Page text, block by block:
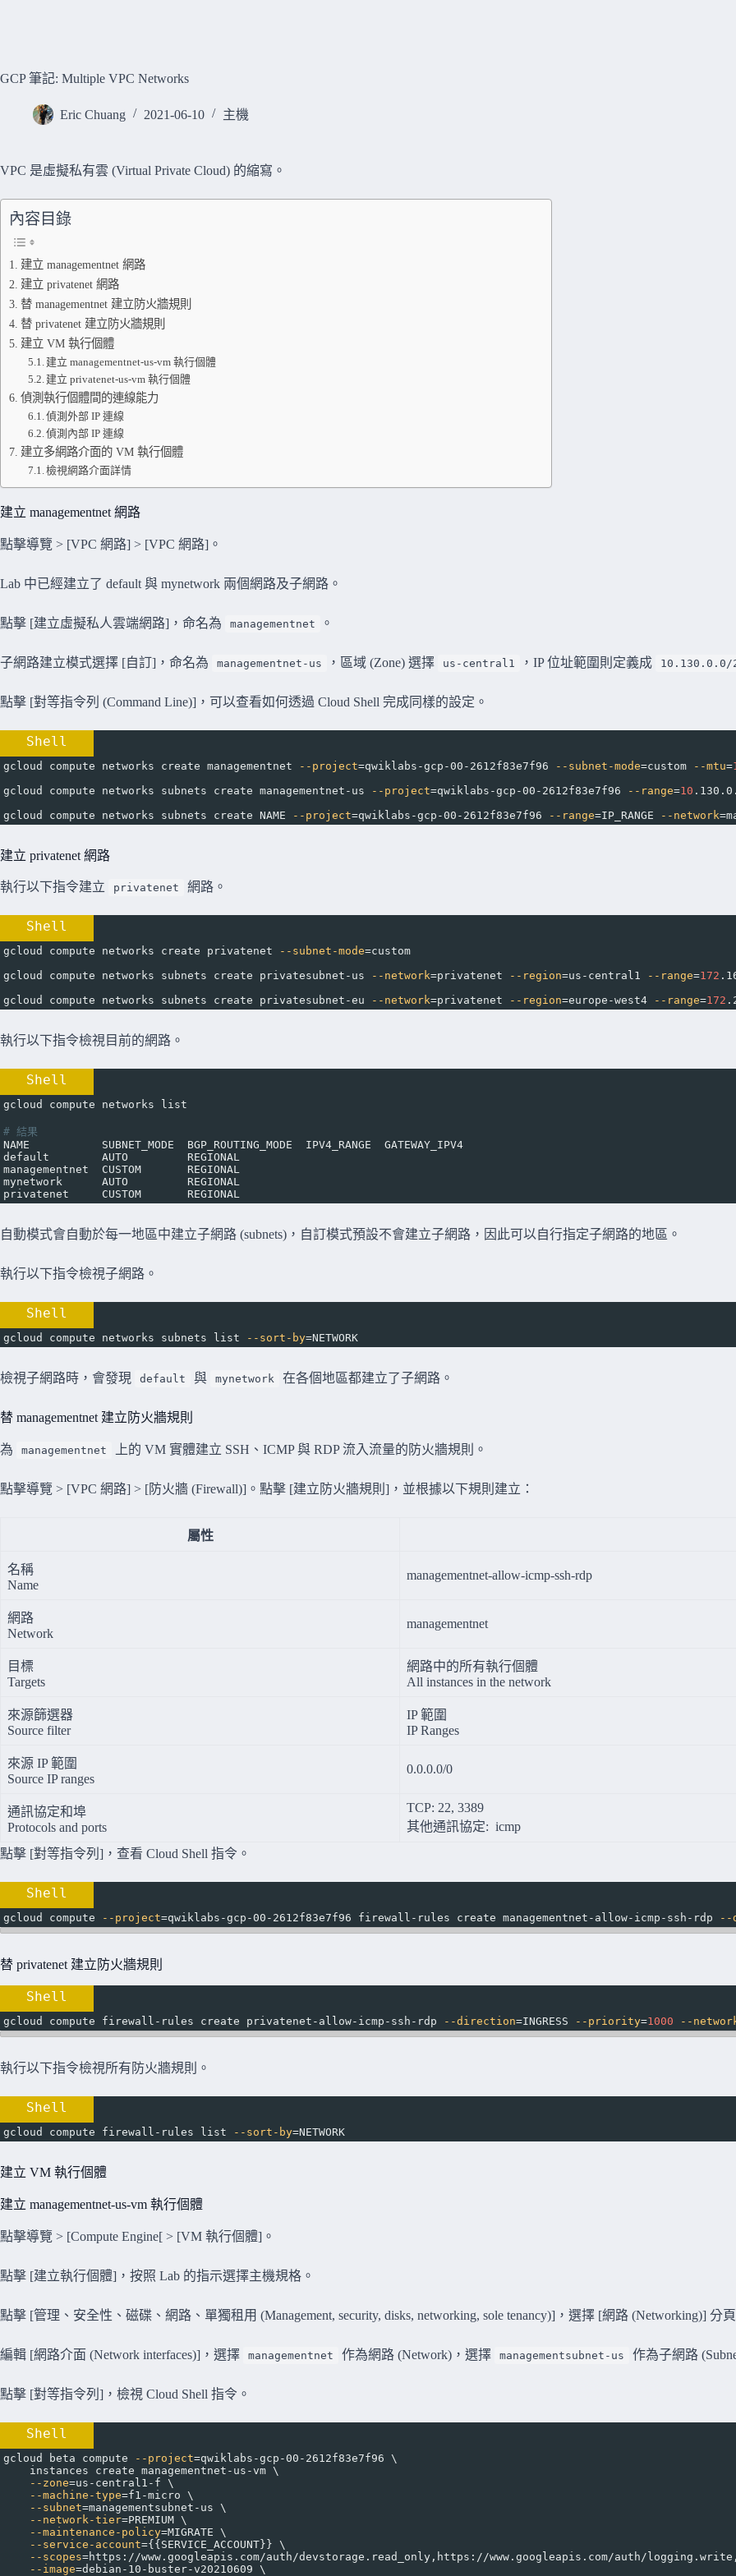
GCP 筆記: Multiple VPC Networks
Eric Chuang 2021-06-10 主機
VPC 是虛擬私有雲 (Virtual Private Cloud) 的縮寫。
內容目錄
建立 managementnet 網路
建立 privatenet 網路
替 managementnet 建立防火牆規則
替 privatenet 建立防火牆規則
建立 VM 執行個體
建立 managementnet-us-vm 執行個體
建立 privatenet-us-vm 執行個體
偵測執行個體間的連線能力
偵測外部 IP 連線
偵測內部 IP 連線
建立多網路介面的 VM 執行個體
檢視網路介面詳情
建立 managementnet 網路
點擊導覽 > [VPC 網路] > [VPC 網路]。
Lab 中已經建立了 default 與 mynetwork 兩個網路及子網路。
點擊 [建立虛擬私人雲端網路]，命名為 managementnet 。
子網路建立模式選擇 [自訂]，命名為 managementnet-us ，區域 (Zone) 選擇 us-central1 ，IP 位址範圍則定義成 10.130.0.0/
點擊 [對等指令列 (Command Line)]，可以查看如何透過 Cloud Shell 完成同樣的設定。
Shell
gcloud compute networks create managementnet --project=qwiklabs-gcp-00-2612f83e7f96 --subnet-mode=custom --mtu=
gcloud compute networks subnets create managementnet-us
--project=qwiklabs-gcp-00-2612f83e7f96 --range=10
gcloud compute networks subnets create NAME
--project=qwiklabs-gcp-00-2612f83e7f96 --range=IP_RANGE --network=
建立 privatenet 網路
執行以下指令建立 privatenet 網路。
Shell
gcloud compute networks create privatenet --subnet-mode=custom
gcloud compute networks subnets create privatesubnet-us
--network=privatenet --region=us-central1 --range=172
gcloud compute networks subnets create privatesubnet-eu
--network=privatenet --region=europe-west4 --range=172
執行以下指令檢視目前的網路。
Shell
gcloud compute networks list
# 結果
NAME           SUBNET_MODE  BGP_ROUTING_MODE  IPV4_RANGE  GATEWAY_IPV4
default        AUTO         REGIONAL
managementnet  CUSTOM       REGIONAL
mynetwork      AUTO         REGIONAL
privatenet     CUSTOM       REGIONAL
自動模式會自動於每一地區中建立子網路 (subnets)，自訂模式預設不會建立子網路，因此可以自行指定子網路的地區。
執行以下指令檢視子網路。
Shell
gcloud compute networks subnets list --sort-by=NETWORK
檢視子網路時，會發現 default 與 mynetwork 在各個地區都建立了子網路。
替 managementnet 建立防火牆規則
為 managementnet 上的 VM 實體建立 SSH、ICMP 與 RDP 流入流量的防火牆規則。
點擊導覽 > [VPC 網路] > [防火牆 (Firewall)]。點擊 [建立防火牆規則]，並根據以下規則建立：
屬性
名稱
Name
managementnet-allow-icmp-ssh-rdp
網路
Network
managementnet
目標
Targets
網路中的所有執行個體
All instances in the network
來源篩選器
Source filter
IP 範圍
IP Ranges
來源 IP 範圍
Source IP ranges
0.0.0.0/0
通訊協定和埠
Protocols and ports
TCP: 22, 3389
其他通訊協定: icmp
點擊 [對等指令列]，查看 Cloud Shell 指令。
Shell
gcloud compute --project=qwiklabs-gcp-00-2612f83e7f96 firewall-rules create managementnet-allow-icmp-ssh-rdp --
替 privatenet 建立防火牆規則
Shell
gcloud compute firewall-rules create privatenet-allow-icmp-ssh-rdp --direction=INGRESS --priority=1000 --
執行以下指令檢視所有防火牆規則。
Shell
gcloud compute firewall-rules list --sort-by=NETWORK
建立 VM 執行個體
建立 managementnet-us-vm 執行個體
點擊導覽 > [Compute Engine[ > [VM 執行個體]。
點擊 [建立執行個體]，按照 Lab 的指示選擇主機規格。
點擊 [管理、安全性、磁碟、網路、單獨租用 (Management, security, disks, networking, sole tenancy)]，選擇 [網路 (Networking)] 分
編輯 [網路介面 (Network interfaces)]，選擇 managementnet 作為網路 (Network)，選擇 managementsubnet-us 作為子網路
點擊 [對等指令列]，檢視 Cloud Shell 指令。
Shell
gcloud beta compute --project=qwiklabs-gcp-00-2612f83e7f96 \
instances create managementnet-us-vm \
--zone=us-central1-f \
--machine-type=f1-micro \
--subnet=managementsubnet-us \
--network-tier=PREMIUM \
--maintenance-policy=MIGRATE \
--service-account={{SERVICE_ACCOUNT}} \
--scopes=https://www.googleapis.com/auth/devstorage.read_only,https://www.googleapis.com/auth/
--image=debian-10-buster-v20210609 \